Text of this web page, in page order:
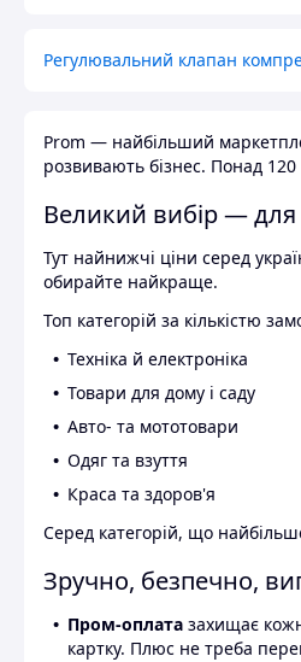
Регулювальний клапан
Prom — найбільший
розвивають бізнес. Понад
Великий вибір — для
Тут найнижчі ціни серед
обирайте найкраще.
Топ категорій за кількістю
Техніка й електроніка
Товари для дому і саду
Авто- та мототовари
Одяг та взуття
Краса та здоров'я
Серед категорій, що
Зручно, безпечно,
Пром-оплата захищає
картку. Плюс не треба